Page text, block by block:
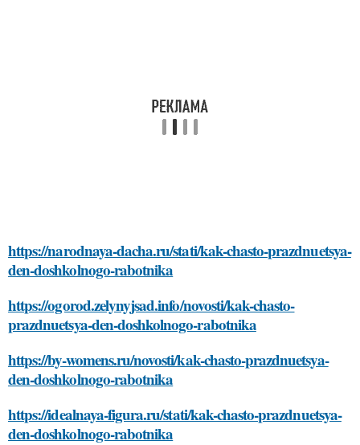
https://narodnaya-dacha.ru/stati/kak-chasto-prazdnuetsya-
den-doshkolnogo-rabotnika
https://ogorod.zelynyjsad.info/novosti/kak-chasto-
prazdnuetsya-den-doshkolnogo-rabotnika
https://by-womens.ru/novosti/kak-chasto-prazdnuetsya-
den-doshkolnogo-rabotnika
https://idealnaya-figura.ru/stati/kak-chasto-prazdnuetsya-
den-doshkolnogo-rabotnika